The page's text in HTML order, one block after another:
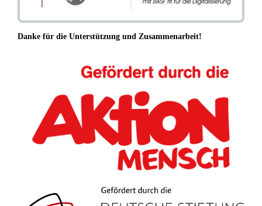
Danke für die Unterstützung und Zusammenarbeit!